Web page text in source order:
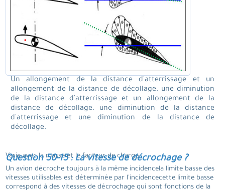
Un allongement de la distance d'atterrissage et un
allongement de la distance de décollage. une diminution
de la distance d'atterrissage et un allongement de la
distance de décollage. une diminution de la distance
d'atterrissage et une diminution de la distance de
décollage.
Question 50-15 : La vitesse de décrochage ?
Varie avec la masse et le facteur de charge.
Un avion décroche toujours à la même incidencela limite basse des
vitesses utilisables est déterminée par l'incidencecette limite basse
correspond à des vitesses de décrochage qui sont fonctions de la